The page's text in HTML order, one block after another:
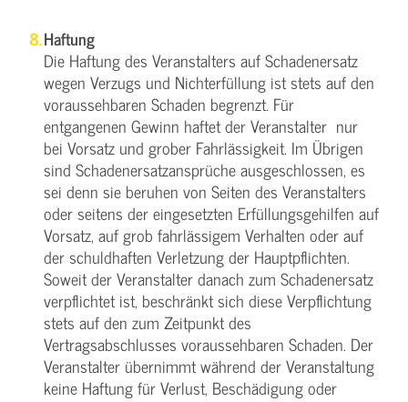
Haftung
Die Haftung des Veranstalters auf Schadenersatz
wegen Verzugs und Nichterfüllung ist stets auf den
voraussehbaren Schaden begrenzt. Für
entgangenen Gewinn haftet der Veranstalter nur
bei Vorsatz und grober Fahrlässigkeit. Im Übrigen
sind Schadenersatzansprüche ausgeschlossen, es
sei denn sie beruhen von Seiten des Veranstalters
oder seitens der eingesetzten Erfüllungsgehilfen auf
Vorsatz, auf grob fahrlässigem Verhalten oder auf
der schuldhaften Verletzung der Hauptpflichten.
Soweit der Veranstalter danach zum Schadenersatz
verpflichtet ist, beschränkt sich diese Verpflichtung
stets auf den zum Zeitpunkt des
Vertragsabschlusses voraussehbaren Schaden. Der
Veranstalter übernimmt während der Veranstaltung
keine Haftung für Verlust, Beschädigung oder